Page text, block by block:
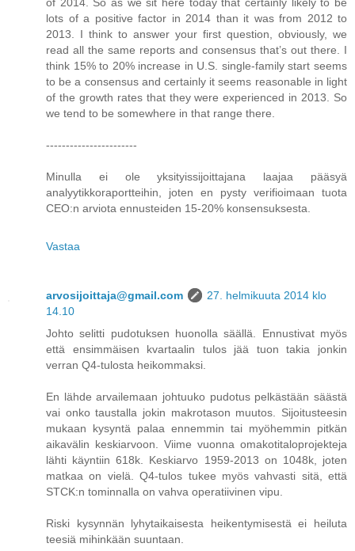
lots of a positive factor in 2014 than it was from 2012 to
2013. I think to answer your first question, obviously, we
read all the same reports and consensus that’s out there. I
think 15% to 20% increase in U.S. single-family start seems
to be a consensus and certainly it seems reasonable in light
of the growth rates that they were experienced in 2013. So
we tend to be somewhere in that range there.
-----------------------
Minulla ei ole yksityissijoittajana laajaa pääsyä
analyytikkoraportteihin, joten en pysty verifioimaan tuota
CEO:n arviota ennusteiden 15-20% konsensuksesta.
Vastaa
arvosijoittaja@gmail.com
27. helmikuuta 2014 klo
14.10
Johto selitti pudotuksen huonolla säällä. Ennustivat myös
että ensimmäisen kvartaalin tulos jää tuon takia jonkin
verran Q4-tulosta heikommaksi.
En lähde arvailemaan johtuuko pudotus pelkästään säästä
vai onko taustalla jokin makrotason muutos. Sijoitusteesin
mukaan kysyntä palaa ennemmin tai myöhemmin pitkän
aikavälin keskiarvoon. Viime vuonna omakotitaloprojekteja
lähti käyntiin 618k. Keskiarvo 1959-2013 on 1048k, joten
matkaa on vielä. Q4-tulos tukee myös vahvasti sitä, että
STCK:n tominnalla on vahva operatiivinen vipu.
Riski kysynnän lyhytaikaisesta heikentymisestä ei heiluta
teesiä mihinkään suuntaan.